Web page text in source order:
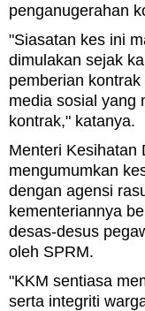
penganugerahan
"Siasatan kes ini
dimulakan sejak
pemberian
media sosial yang
kontrak," katanya.
Menteri Kesihatan
mengumumkan
dengan agensi
kementeriannya
desas-desus
oleh SPRM.
"KKM sentiasa
serta integriti